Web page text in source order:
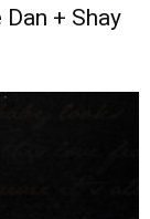
+ Shay